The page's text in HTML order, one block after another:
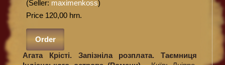
(Seller: maximenkoss)
Price 120,00 hrn.
Order
Агата Крісті. Запізніла розплата. Таємниця